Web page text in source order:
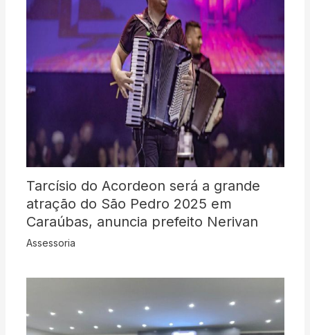
Tarcísio do Acordeon será a grande
atração do São Pedro 2025 em
Caraúbas, anuncia prefeito Nerivan
Assessoria